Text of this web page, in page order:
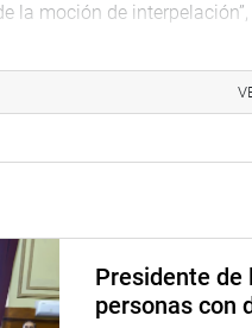
la moción de
smociones-
Presidente de
personas con